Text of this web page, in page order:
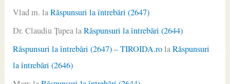
Vlad m. laRăspunsuri la întrebări (2647)
Dr. Claudiu ŢupealaRăspunsuri la întrebări (2644)
Răspunsuri la întrebări (2647) – TIROIDA.rolaRăspunsuri
la întrebări (2646)